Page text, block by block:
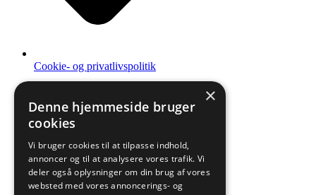
Cookie- og privatlivspolitik
×
Denne hjemmeside bruger
cookies
Vi bruger cookies til at tilpasse indhold,
annoncer og til at analysere vores trafik. Vi
deler også oplysninger om din brug af vores
websted med vores annoncerings- og